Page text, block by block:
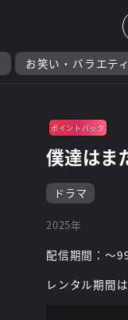
お笑い・バラエテ
ポイントバック
僕達はま
ドラマ
2025年
配信期間：～
レンタル期間